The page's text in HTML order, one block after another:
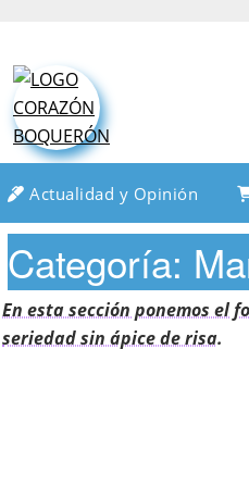
Actualidad y Opinión
Categoría:
En esta sección ponemos el
seriedad sin ápice de risa.